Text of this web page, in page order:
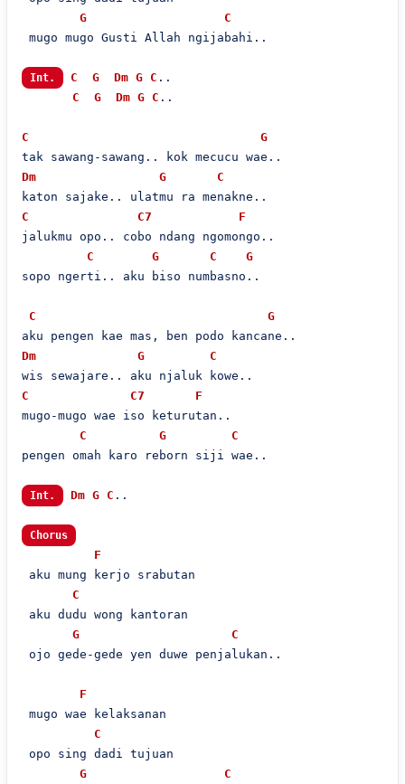
G
C
mugo mugo Gusti Allah ngijabahi..
Int. C G Dm G C ..
C
G Dm G C ..
C
G
Dm
G
C
C
C7
F
jalukmu opo.. cobo ndang ngomongo..
C
G C
G
sopo ngerti.. aku biso numbasno..
C
G
Dm
G
C
C
C7
F
mugo-mugo wae iso keturutan..
C
G
C
pengen omah karo reborn siji wae..
Int. Dm G C ..
Chorus
F
aku mung kerjo srabutan
C
aku dudu wong kantoran
G
C
ojo gede-gede yen duwe penjalukan..
F
mugo wae kelaksanan
C
opo sing dadi tujuan
G
C